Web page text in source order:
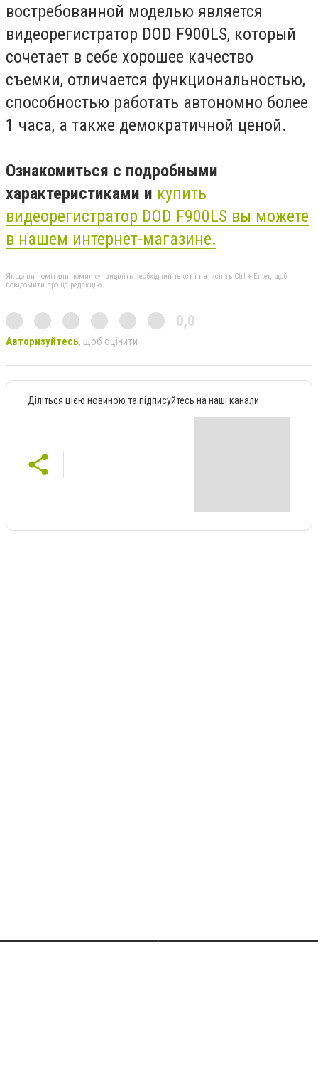
востребованной моделью является
видеорегистратор DOD F900LS, который
сочетает в себе хорошее качество
съемки, отличается функциональностью,
способностью работать автономно более
1 часа, а также демократичной ценой.
Ознакомиться с подробными
характеристиками и купить
видеорегистратор DOD F900LS вы можете
в нашем интернет-магазине.
Якщо ви помітили помилку, виділіть необхідний текст і натисніть Ctrl + Enter, щоб
повідомити про це редакцію
0,0
Авторизуйтесь, щоб оцінити
Діліться цією новиною та підписуйтесь на наші канали